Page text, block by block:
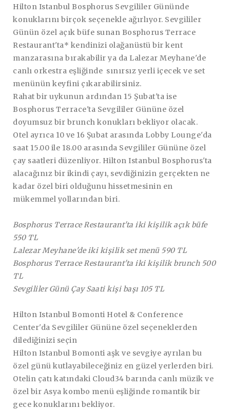
Hilton Istanbul Bosphorus Sevgililer Gününde
konuklarını birçok seçenekle ağırlıyor. Sevgililer
Günün özel açık büfe sunan Bosphorus Terrace
Restaurant'ta* kendinizi olağanüstü bir kent
manzarasına bırakabilir ya da Lalezar Meyhane'de
canlı orkestra eşliğinde sınırsız yerli içecek ve set
menünün keyfini çıkarabilirsiniz.
Rahat bir uykunun ardından 15 Şubat'ta ise
Bosphorus Terrace'ta Sevgililer Gününe özel
doyumsuz bir brunch konukları bekliyor olacak.
Otel ayrıca 10 ve 16 Şubat arasında Lobby Lounge'da
saat 15.00 ile 18.00 arasında Sevgililer Gününe özel
çay saatleri düzenliyor. Hilton Istanbul Bosphorus'ta
alacağınız bir ikindi çayı, sevdiğinizin gerçekten ne
kadar özel biri olduğunu hissetmesinin en
mükemmel yollarından biri.
Bosphorus Terrace Restaurant'ta iki kişilik açık büfe
550 TL
Lalezar Meyhane'de iki kişilik set menü 590 TL
Bosphorus Terrace Restaurant'ta iki kişilik brunch 500
TL
Sevgililer Günü Çay Saati kişi başı 105 TL
Hilton Istanbul Bomonti Hotel & Conference
Center'da Sevgililer Gününe özel seçeneklerden
dilediğinizi seçin
Hilton Istanbul Bomonti aşk ve sevgiye ayrılan bu
özel günü kutlayabileceğiniz en güzel yerlerden biri.
Otelin çatı katındaki Cloud34 barında canlı müzik ve
özel bir Asya kombo menü eşliğinde romantik bir
gece konuklarını bekliyor.